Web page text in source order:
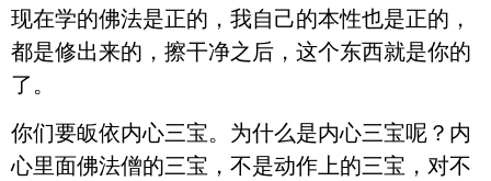
现在学的佛法是正的，我自己的本性也是正的，
都是修出来的，擦干净之后，这个东西就是你的
了。
你们要皈依内心三宝。为什么是内心三宝呢？内
心里面佛法僧的三宝，不是动作上的三宝，对不